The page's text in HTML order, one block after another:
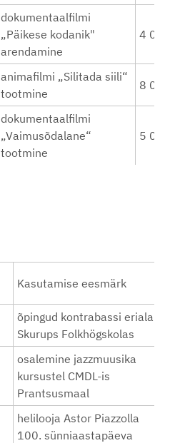
dokumentaalfilmi
„Päikese kodanik"
arendamine
4 000
animafilmi „Silitada siili“
tootmine
8 000
dokumentaalfilmi
„Vaimusõdalane“
tootmine
5 000
Kasutamise eesmärk
õpingud kontrabassi erialal
Skurups Folkhögskolas
osalemine jazzmuusika
kursustel CMDL-is
Prantsusmaal
helilooja Astor Piazzolla
100. sünniaastapäeva